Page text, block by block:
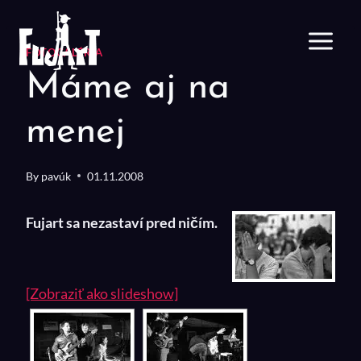
contentFOTOGALÉRIA
Máme aj na
menej
By pavúk 01.11.2008
Fujart sa nezastaví pred ničím.
[Zobraziť ako slideshow]